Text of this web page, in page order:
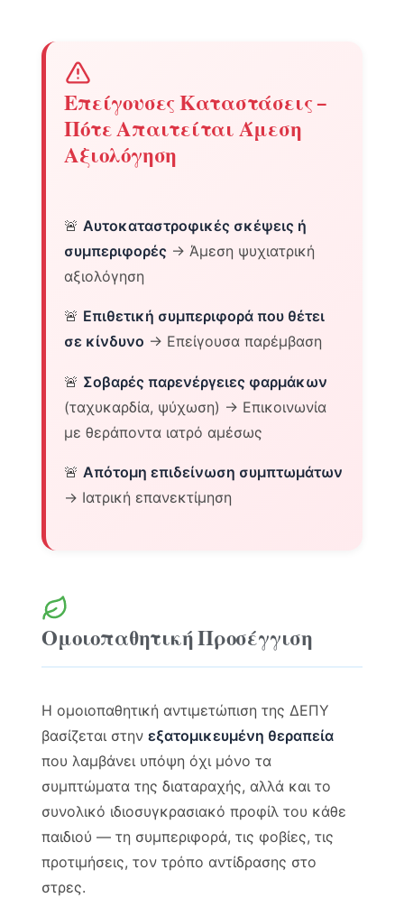
Επείγουσες Καταστάσεις –
Πότε Απαιτείται Άμεση
Αξιολόγηση
🚨 Αυτοκαταστροφικές σκέψεις ή
συμπεριφορές → Άμεση ψυχιατρική
αξιολόγηση
🚨 Επιθετική συμπεριφορά που θέτει
σε κίνδυνο → Επείγουσα παρέμβαση
🚨 Σοβαρές παρενέργειες φαρμάκων
(ταχυκαρδία, ψύχωση) → Επικοινωνία
με θεράποντα ιατρό αμέσως
🚨 Απότομη επιδείνωση συμπτωμάτων
→ Ιατρική επανεκτίμηση
Ομοιοπαθητική Προσέγγιση
Η ομοιοπαθητική αντιμετώπιση της ΔΕΠΥ
βασίζεται στηνεξατομικευμένη θεραπεία
που λαμβάνει υπόψη όχι μόνο τα
συμπτώματα της διαταραχής, αλλά και το
συνολικό ιδιοσυγκρασιακό προφίλ του κάθε
παιδιού — τη συμπεριφορά, τις φοβίες, τις
προτιμήσεις, τον τρόπο αντίδρασης στο
στρες.